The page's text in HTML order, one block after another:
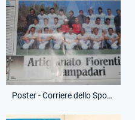
Poster - Corriere dello Sport - Formazione